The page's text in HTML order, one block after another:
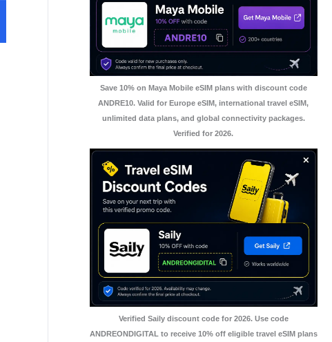
Save 10% on Maya Mobile eSIM plans with discount code
ANDRE10. Valid for Europe eSIM, international travel eSIM,
unlimited data plans, and global connectivity packages.
Verified for 2026.
Verified Saily discount code for 2026. Use code
ANDREONDIGITAL to receive 10% off eligible travel eSIM plans